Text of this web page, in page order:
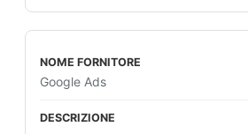
Google Ads